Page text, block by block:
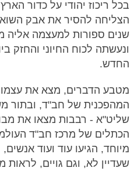
בכל ריכוז יהודי על כדור
הצליחה להסיר את אבק
שנים ספורות למעצמה אליה
ונעשתה לכוח החיוני והחזק
החדש.
המהפכנית של חב"ד, ובתור
שליט"א - רבבות מצאו את
הכתלים של מרכז חב"ד
מיוחד, הגיעו עוד ועוד
שעדיין לא, וגם גויים,